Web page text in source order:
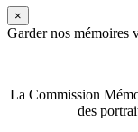
×
Garder nos mémoires
La Commission
des